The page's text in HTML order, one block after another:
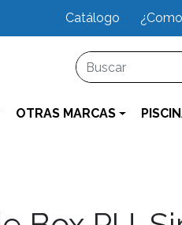
Catálogo
OTRAS MARCAS